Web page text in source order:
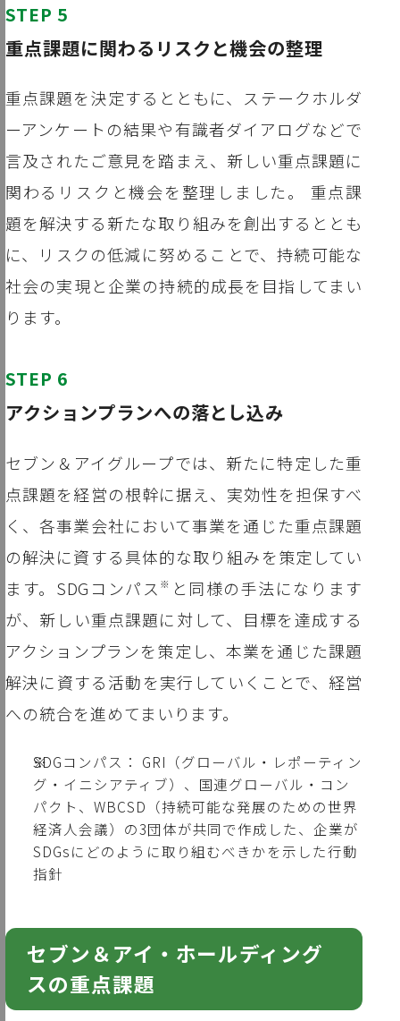
STEP 5
重点課題に関わるリスクと機会の整理
重点課題を決定するとともに、ステークホルダ
ーアンケートの結果や有識者ダイアログなどで
言及されたご意見を踏まえ、新しい重点課題に
関わるリスクと機会を整理しました。 重点課
題を解決する新たな取り組みを創出するととも
に、リスクの低減に努めることで、持続可能な
社会の実現と企業の持続的成長を目指してまい
ります。
STEP 6
アクションプランへの落とし込み
セブン＆アイグループでは、新たに特定した重
点課題を経営の根幹に据え、実効性を担保すべ
く、各事業会社において事業を通じた重点課題
の解決に資する具体的な取り組みを策定してい
ます。SDGコンパス ※ と同様の手法になります
が、新しい重点課題に対して、目標を達成する
アクションプランを策定し、本業を通じた課題
解決に資する活動を実行していくことで、経営
への統合を進めてまいります。
※
SDGコンパス： GRI（グローバル・レポーティン
グ・イニシアティブ）、国連グローバル・コン
パクト、WBCSD（持続可能な発展のための世界
経済人会議）の3団体が共同で作成した、企業が
SDGsにどのように取り組むべきかを示した行動
指針
セブン＆アイ・ホールディング
スの重点課題